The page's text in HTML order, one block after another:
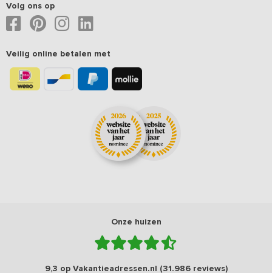
Volg ons op
Veilig online betalen met
Onze huizen
9,3 op Vakantieadressen.nl (31.986 reviews)